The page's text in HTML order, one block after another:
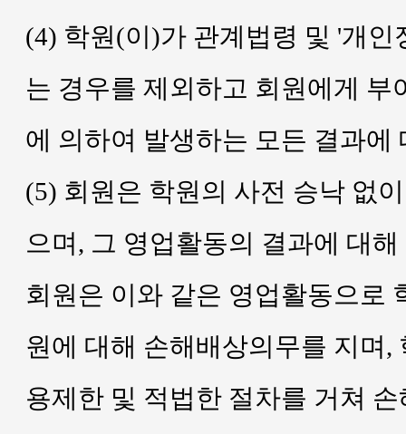
(4) 학원(이)가 관계법령 및 '개
는 경우를 제외하고 회원에게
에 의하여 발생하는 모든 결과
(5) 회원은 학원의 사전 승낙 없
으며, 그 영업활동의 결과에 대
회원은 이와 같은 영업활동으로
원에 대해 손해배상의무를 지며
용제한 및 적법한 절차를 거쳐